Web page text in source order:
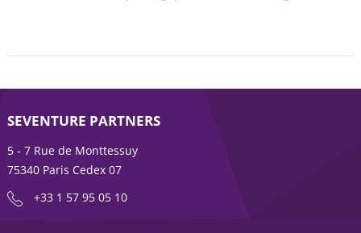
SEVENTURE PARTNERS
5 - 7 Rue de Monttessuy
75340 Paris Cedex 07
+33 1 57 95 05 10